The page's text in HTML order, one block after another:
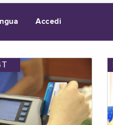
Accedi